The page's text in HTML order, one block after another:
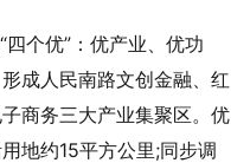
四个优”：优产业、优功
成人民南路文创金融、红
商务三大产业集聚区。优
地约15平方公里;同步调